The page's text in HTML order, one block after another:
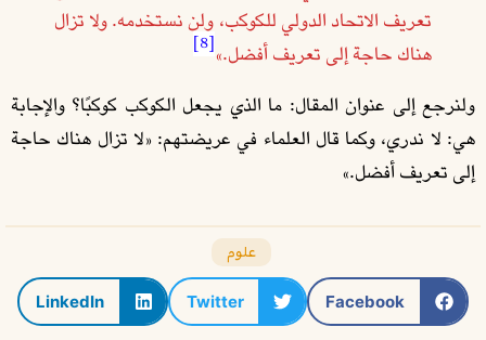
تعريف الاتحاد الدولي للكوكب، ولن نستخدمه. ولا تزال
هناك حاجة إلى تعريف أفضل.»[8]
ولنرجع إلى عنوان المقال: ما الذي يجعل الكوكب كوكبًا؟ والإجابة
هي: لا ندري، وكما قال العلماء في عريضتهم: «لا تزال هناك حاجة
إلى تعريف أفضل.»
علوم
Facebook
Twitter
LinkedIn